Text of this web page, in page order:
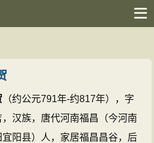
（约公元791年-约817年），字
，汉族，唐代河南福昌（今河南
宜阳县）人，家居福昌昌谷，后